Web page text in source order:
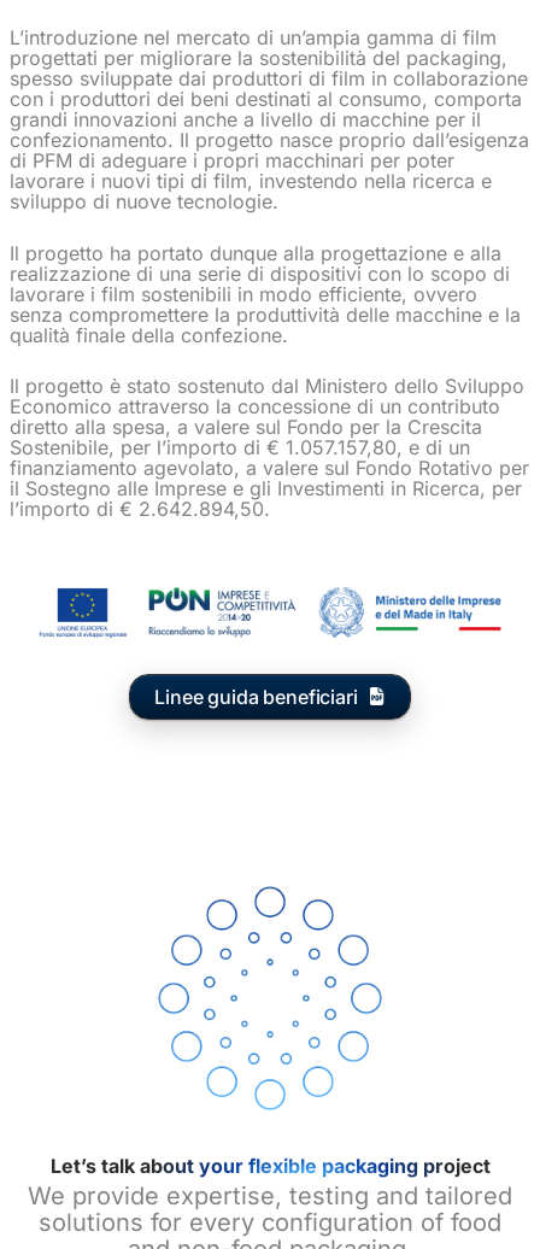
L’introduzione nel mercato di un’ampia gamma di film
progettati per migliorare la sostenibilità del packaging,
spesso sviluppate dai produttori di film in collaborazione
con i produttori dei beni destinati al consumo, comporta
grandi innovazioni anche a livello di macchine per il
confezionamento. Il progetto nasce proprio dall’esigenza
di PFM di adeguare i propri macchinari per poter
lavorare i nuovi tipi di film, investendo nella ricerca e
sviluppo di nuove tecnologie.
Il progetto ha portato dunque alla progettazione e alla
realizzazione di una serie di dispositivi con lo scopo di
lavorare i film sostenibili in modo efficiente, ovvero
senza compromettere la produttività delle macchine e la
qualità finale della confezione.
Il progetto è stato sostenuto dal Ministero dello Sviluppo
Economico attraverso la concessione di un contributo
diretto alla spesa, a valere sul Fondo per la Crescita
Sostenibile, per l’importo di € 1.057.157,80, e di un
finanziamento agevolato, a valere sul Fondo Rotativo per
il Sostegno alle Imprese e gli Investimenti in Ricerca, per
l’importo di € 2.642.894,50.
Linee guida beneficiari
Let’s talk about your flexible packaging project
We provide expertise, testing and tailored
solutions for every configuration of food